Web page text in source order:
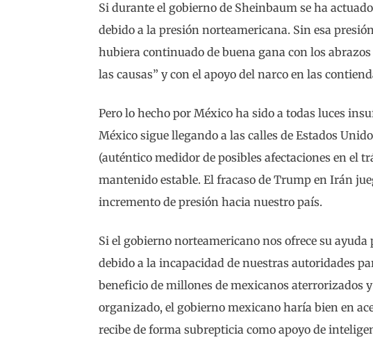
Si durante el gobierno de Sheinbaum se ha
debido a la presión norteamericana. Sin esa
hubiera continuado de buena gana con los
las causas” y con el apoyo del narco en las
Pero lo hecho por México ha sido a todas luces
México sigue llegando a las calles de Estados
(auténtico medidor de posibles afectaciones en el
mantenido estable. El fracaso de Trump en Irán
incremento de presión hacia nuestro país.
Si el gobierno norteamericano nos ofrece su
debido a la incapacidad de nuestras autoridades
beneficio de millones de mexicanos aterrorizados
organizado, el gobierno mexicano haría bien en
recibe de forma subrepticia como apoyo de